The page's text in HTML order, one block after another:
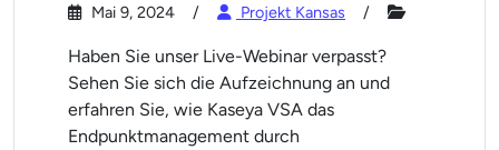
Mai 9, 2024 Projekt Kansas
Haben Sie unser Live-Webinar verpasst?
Sehen Sie sich die Aufzeichnung an und
erfahren Sie, wie Kaseya VSA das
Endpunktmanagement durch